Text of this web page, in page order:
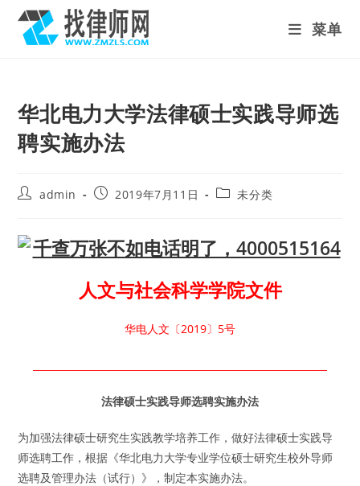
content
菜单
华北电力大学法律硕士实践导师选
聘实施办法
Postadmin
Post2019年7月11日
Post未分类
人文与社会科学学院文件
华电人文〔2019〕5号
法律硕士实践导师选聘实施办法
为加强法律硕士研究生实践教学培养工作，做好法律硕士实践导
师选聘工作，根据《华北电力大学专业学位硕士研究生校外导师
选聘及管理办法（试行）》，制定本实施办法。